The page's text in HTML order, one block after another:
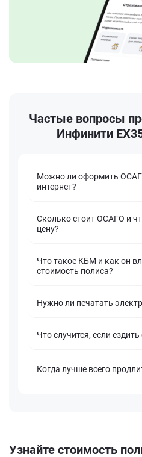
Частые вопросы
Инфинити
Можно ли оформить
интернет?
Сколько стоит ОСАГО и
цену?
Что такое КБМ и как он
стоимость полиса?
Нужно ли печатать
Что случится, если
Когда лучше всего
Узнайте стоимость